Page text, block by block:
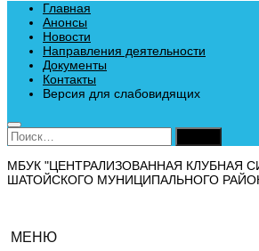
Главная
Анонсы
Новости
Направления деятельности
Документы
Контакты
Версия для слабовидящих
Найти:
МБУК "ЦЕНТРАЛИЗОВАННАЯ КЛУБНАЯ
ШАТОЙСКОГО МУНИЦИПАЛЬНОГО
МЕНЮ